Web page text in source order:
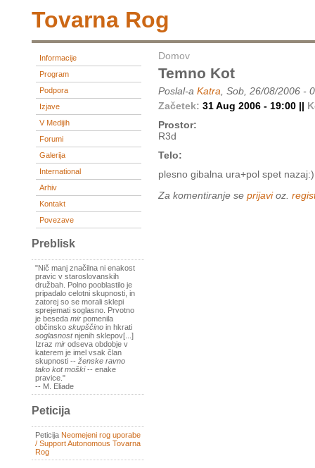
Tovarna Rog
Informacije
Program
Podpora
Izjave
V Medijih
Forumi
Galerija
International
Arhiv
Kontakt
Povezave
Preblisk
"Nič manj značilna ni enakost
pravic v staroslovanskih
družbah. Polno pooblastilo je
pripadalo celotni skupnosti, in
zatorej so se morali sklepi
sprejemati soglasno. Prvotno
je beseda mir pomenila
občinsko skupščino in hkrati
soglasnostnjenih sklepov[...]
Izraz mir odseva obdobje v
katerem je imel vsak član
skupnosti -- ženske ravno
tako kot moški-- enake
pravice."
-- M. Eliade
Peticija
Peticija Neomejeni rog uporabe
/ Support Autonomous Tovarna
Rog
Domov
Temno Kot
Poslal-a Katra , Sob, 26/08/2006 -
Začetek: 31 Aug 2006 - 19:00 ||
Prostor:
R3d
Telo:
plesno gibalna ura+pol spet nazaj:)
Za komentiranje se prijavioz.